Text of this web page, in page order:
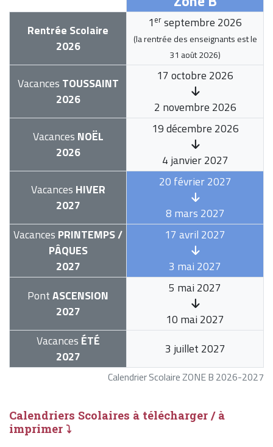
Calendrier Scolaire ZONE B 2026-2027
Rentrée Scolaire
2026
1 er septembre 2026
(la rentrée des enseignants est le
31 août 2026)
Vacances TOUSSAINT
2026
17 octobre 2026
2 novembre 2026
Vacances NOËL
2026
19 décembre 2026
4 janvier 2027
Vacances HIVER
2027
20 février 2027
8 mars 2027
Vacances PRINTEMPS /
PÂQUES
2027
17 avril 2027
3 mai 2027
PontASCENSION
2027
5 mai 2027
10 mai 2027
Vacances ÉTÉ
2027
3 juillet 2027
Calendriers Scolaires à télécharger / à
imprimer ⤵